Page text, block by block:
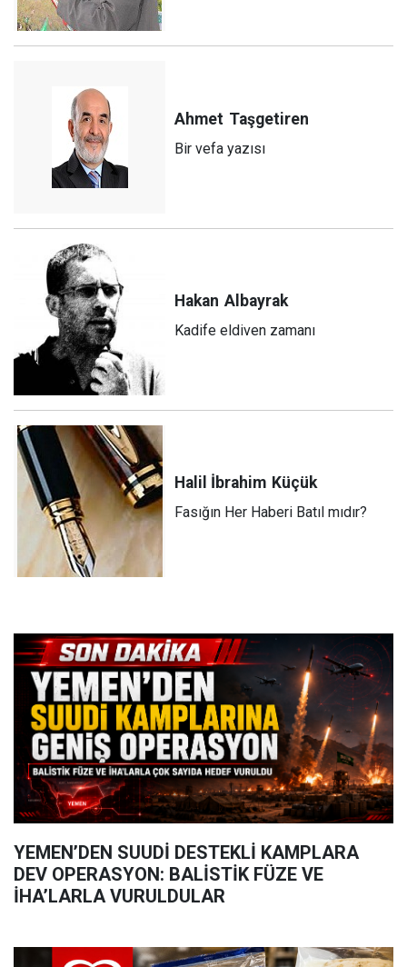
Ahmet Taşgetiren
Bir vefa yazısı
Hakan Albayrak
Kadife eldiven zamanı
Halil İbrahim Küçük
Fasığın Her Haberi Batıl mıdır?
YEMEN’DEN SUUDİ DESTEKLİ KAMPLARA
DEV OPERASYON: BALİSTİK FÜZE VE
İHA’LARLA VURULDULAR